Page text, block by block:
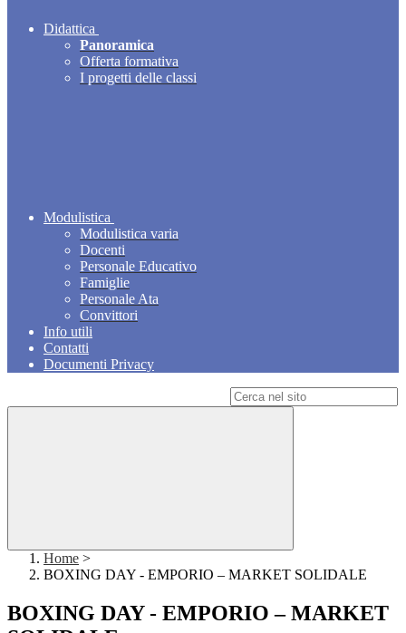
Didattica
Panoramica
Offerta formativa
I progetti delle classi
Modulistica
Modulistica varia
Docenti
Personale Educativo
Famiglie
Personale Ata
Convittori
Info utili
Contatti
Documenti Privacy
Home >
BOXING DAY - EMPORIO – MARKET SOLIDALE
BOXING DAY - EMPORIO – MARKET